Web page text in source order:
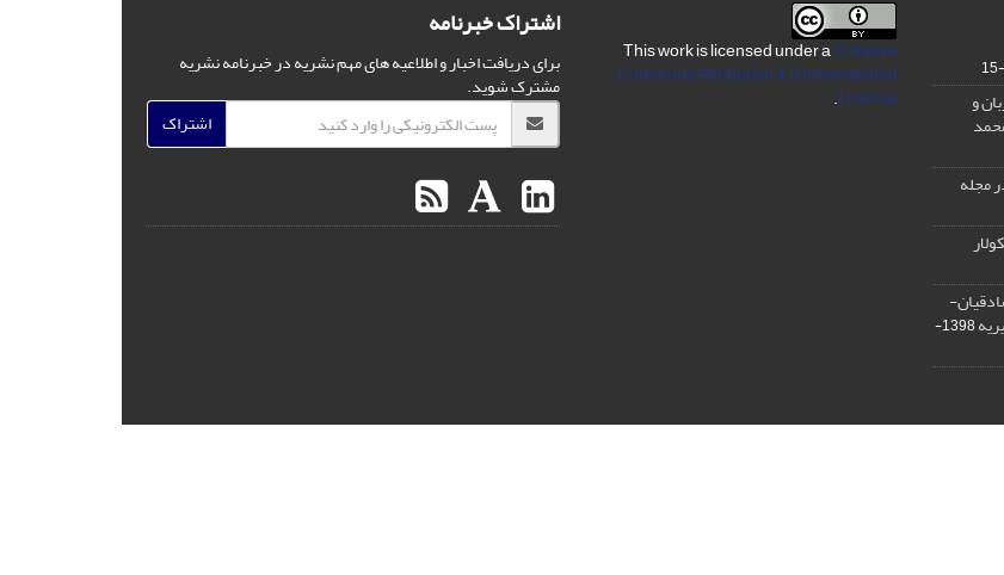
و
مجله
1398-
This work is licensed under aCreative
Commons Attribution 4.0 International
License
.
اشتراک خبرنامه
برای دریافت اخبار و اطلاعیه های مهم نشریه در خبرنامه نشریه
مشترک شوید.
اشتراک